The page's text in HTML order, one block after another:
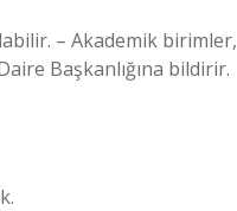
– Akademik birimler,
Başkanlığına bildirir.